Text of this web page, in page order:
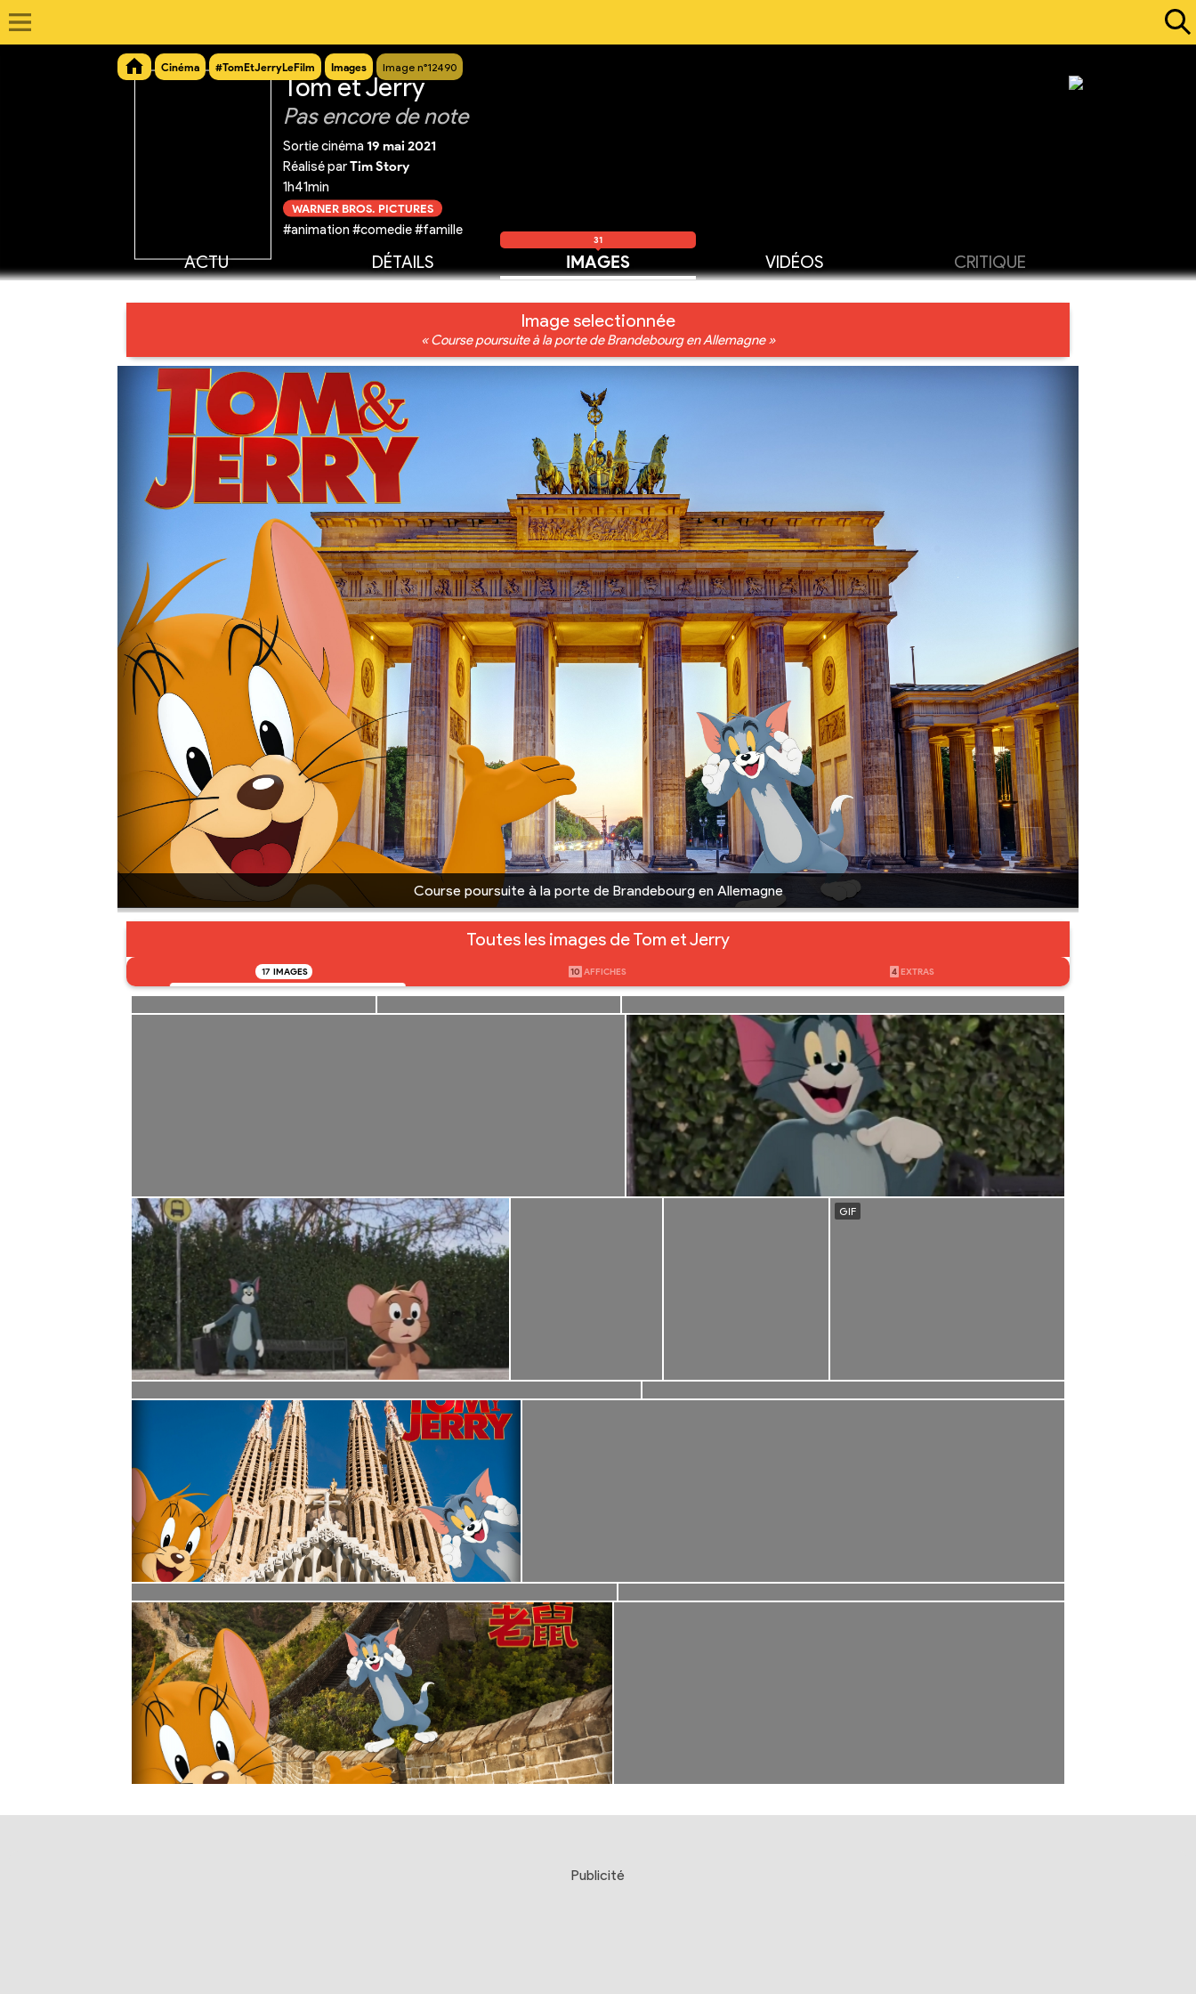
Cinéma #TomEtJerryLeFilm Images Image n°12490
Tom et Jerry
Pas encore de note
Sortie cinéma19 mai 2021
Réalisé parTim Story
1h41min
WARNER BROS. PICTURES
#animation #comedie #famille
ACTU DÉTAILS IMAGES
31
VIDÉOS CRITIQUE
Image selectionnée
« Course poursuite à la porte de Brandebourg en Allemagne »
Course poursuite à la porte de Brandebourg en Allemagne
Toutes les images de Tom et Jerry
17 IMAGES 10 AFFICHES 4 EXTRAS
Publicité